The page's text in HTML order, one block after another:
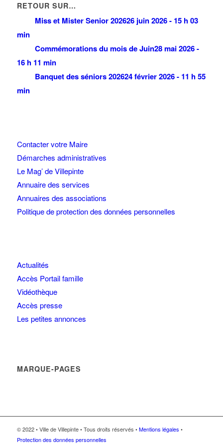
RETOUR SUR…
Miss et Mister Senior 202626 juin 2026 - 15 h 03
min
Commémorations du mois de Juin28 mai 2026 -
16 h 11 min
Banquet des séniors 202624 février 2026 - 11 h 55
min
Contacter votre Maire
Démarches administratives
Le Mag’ de Villepinte
Annuaire des services
Annuaires des associations
Politique de protection des données personnelles
Actualités
Accès Portail famille
Vidéothèque
Accès presse
Les petites annonces
MARQUE-PAGES
© 2022 • Ville de Villepinte • Tous droits réservés •Mentions légales •
Protection des données personnelles